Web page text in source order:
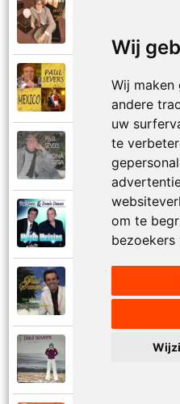
Wij
Wij maken
andere
uw
te
om te
bezoekers
Paul Severs
Paul Severs
Mona Lisa
Dennie Damaro en
Mooie meisjes
My love